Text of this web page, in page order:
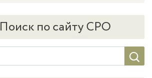
Поиск по сайту СРО